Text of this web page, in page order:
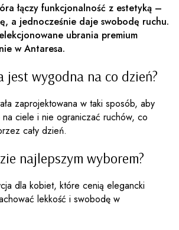
łączy funkcjonalność z estetyką –
a jednocześnie daje swobodę ruchu.
ubrania premium
w Antaresa.
jest wygodna na co dzień?
zaprojektowana w taki sposób, aby
na ciele i nie ograniczać ruchów, co
cały dzień.
najlepszym wyborem?
dla kobiet, które cenią elegancki
lekkość i swobodę w